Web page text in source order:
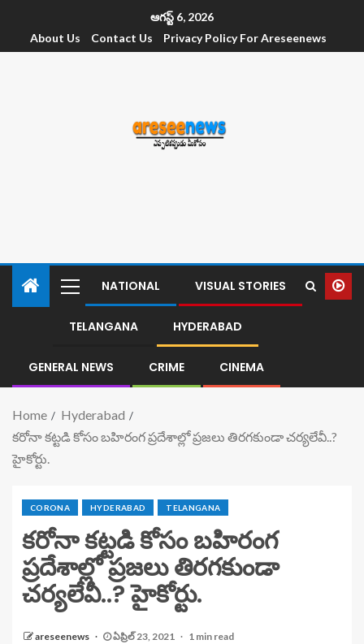
ఆగస్ట్ 6, 2026
About Us
Contact Us Privacy Policy For Areseenews
NATIONAL VISUAL STORIES
TELANGANA HYDERABAD
GENERAL NEWS CRIME CINEMA
Home
Hyderabad
కరోనా కట్టడి కోసం బహిరంగ ప్రదేశాల్లో ప్రజలు తిరగకుండా చర్యలేవీ..?
హైకోర్టు.
CORONA HYDERABAD TELANGANA
కరోనా కట్టడి కోసం బహిరంగ
ప్రదేశాల్లో ప్రజలు తిరగకుండా
చర్యలేవీ..? హైకోర్టు.
areseenews ఏప్రిల్ 23, 2021 1 min read